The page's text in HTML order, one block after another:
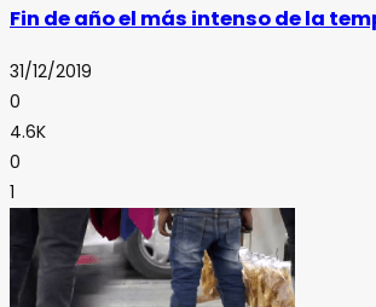
Fin de año el más intenso de la
31/12/2019
0
4.6K
0
1